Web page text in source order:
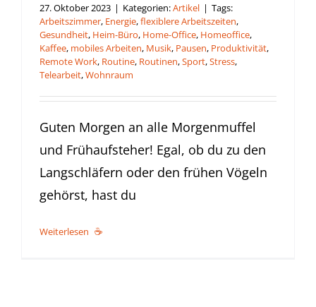
27. Oktober 2023 | Kategorien:Artikel | Tags:
Arbeitszimmer, Energie,flexiblere Arbeitszeiten,
Gesundheit, Heim-Büro, Home-Office, Homeoffice,
Kaffee, mobiles Arbeiten, Musik, Pausen, Produktivität,
Remote Work, Routine, Routinen,Sport,Stress,
Telearbeit,Wohnraum
Guten Morgen an alle Morgenmuffel
und Frühaufsteher! Egal, ob du zu den
Langschläfern oder den frühen Vögeln
gehörst, hast du
Weiterlesen